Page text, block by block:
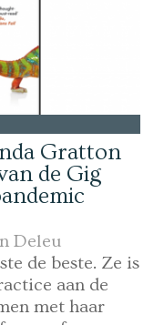
Gratton
de Gig
Deleu
de beste. Ze is
aan de
met haar